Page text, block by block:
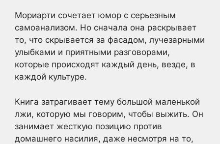
Мориарти сочетает юмор с серьезным
самоанализом. Но сначала она раскрывает
то, что скрывается за фасадом, лучезарными
улыбками и приятными разговорами,
которые происходят каждый день, везде, в
каждой культуре.
Книга затрагивает тему большой маленькой
лжи, которую мы говорим, чтобы выжить. Он
занимает жесткую позицию против
домашнего насилия, даже несмотря на то,